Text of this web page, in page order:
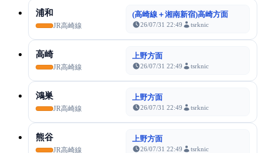
浦和
JR高崎線
(高崎線＋湘南新宿)高崎方面
26/07/31 22:49 tsrknic
高崎
JR高崎線
上野方面
26/07/31 22:49 tsrknic
鴻巣
JR高崎線
上野方面
26/07/31 22:49 tsrknic
熊谷
JR高崎線
上野方面
26/07/31 22:49 tsrknic